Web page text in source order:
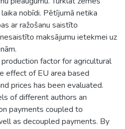
nobīdi. Pētījumā netika
ar ražošanu saistīto
maksājumu ietekmei uz
factor for agricultural
effect of EU area based
prices has been evaluated.
of different authors an
payments coupled to
as decoupled payments. By